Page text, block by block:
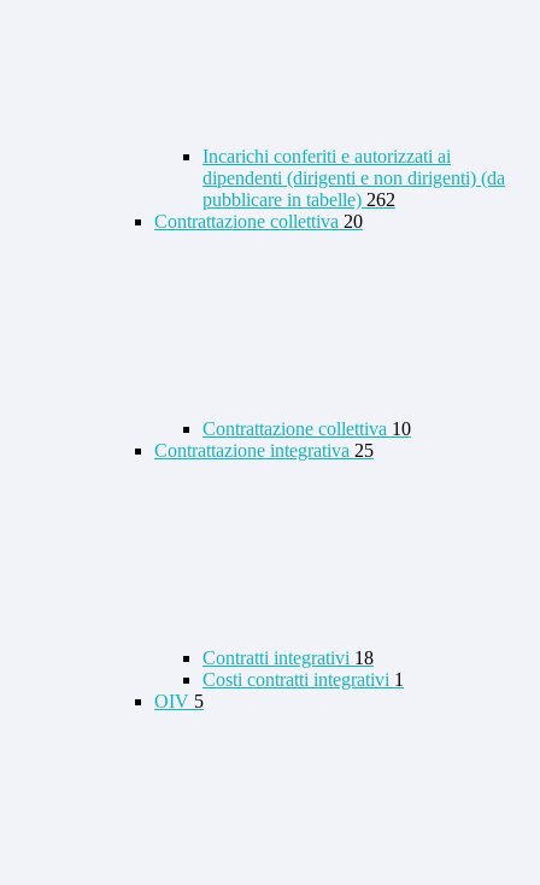
Incarichi conferiti e autorizzati ai
dipendenti (dirigenti e non dirigenti) (da
pubblicare in tabelle) 262
Contrattazione collettiva 20
Contrattazione collettiva 10
Contrattazione integrativa 25
Contratti integrativi 18
Costi contratti integrativi 1
OIV 5